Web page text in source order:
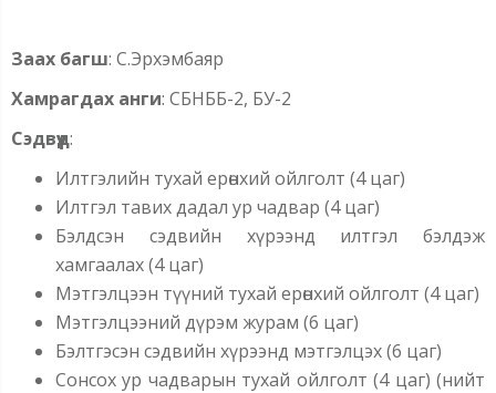
Заах багш: С.Эрхэмбаяр
Хамрагдах анги: СБНББ-2, БУ-2
Сэдвүүд:
Илтгэлийн тухай ерөнхий ойлголт (4 цаг)
Илтгэл тавих дадал ур чадвар (4 цаг)
Бэлдсэн сэдвийн хүрээнд илтгэл бэлдэж
хамгаалах (4 цаг)
Мэтгэлцээн түүний тухай ерөнхий ойлголт (4 цаг)
Мэтгэлцээний дүрэм журам (6 цаг)
Бэлтгэсэн сэдвийн хүрээнд мэтгэлцэх (6 цаг)
Сонсох ур чадварын тухай ойлголт (4 цаг) (нийт